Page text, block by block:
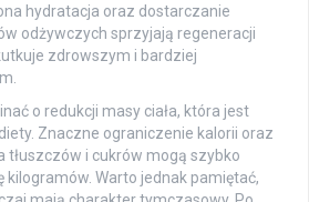
hydratacja oraz dostarczanie
odżywczych sprzyjają regeneracji
zdrowszym i bardziej
o redukcji masy ciała, która jest
Znaczne ograniczenie kalorii oraz
tłuszczów i cukrów mogą szybko
kilogramów. Warto jednak pamiętać,